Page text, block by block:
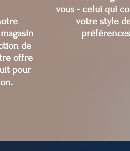
de
offre
pour
vous - celui qui
votre style